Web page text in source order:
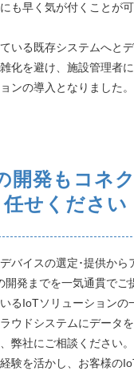
も早く気が付くことが可
いる既存システムへと
化を避け、施設管理者
ンの導入となりました。
開発もコネ
任せください
バイスの選定･提供から
開発までを一気通貫でご
いるIoTソリューションの
ウドシステムにデータ
弊社にご相談ください。
験を活かし、お客様の